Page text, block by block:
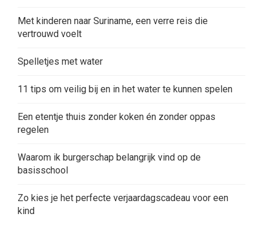
Met kinderen naar Suriname, een verre reis die
vertrouwd voelt
Spelletjes met water
11 tips om veilig bij en in het water te kunnen spelen
Een etentje thuis zonder koken én zonder oppas
regelen
Waarom ik burgerschap belangrijk vind op de
basisschool
Zo kies je het perfecte verjaardagscadeau voor een
kind